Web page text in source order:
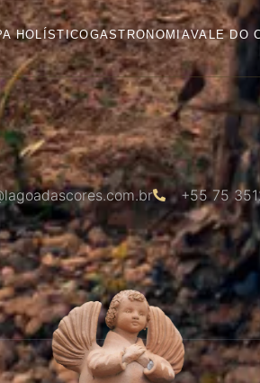
HOLÍSTICOGASTRONOMIAVALE DO
+55 75